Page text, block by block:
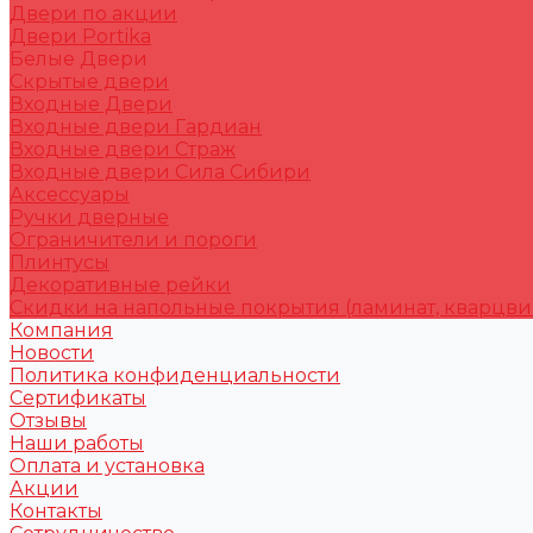
Двери по акции
Двери Portika
Белые Двери
Скрытые двери
Входные Двери
Входные двери Гардиан
Входные двери Страж
Входные двери Сила Сибири
Аксессуары
Ручки дверные
Ограничители и пороги
Плинтусы
Декоративные рейки
Скидки на напольные покрытия (ламинат,
Компания
Новости
Политика конфиденциальности
Сертификаты
Отзывы
Наши работы
Оплата и установка
Акции
Контакты